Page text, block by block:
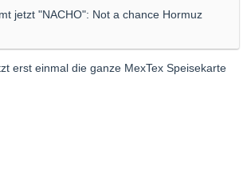
jetzt "NACHO": Not a chance Hormuz
erst einmal die ganze MexTex Speisekarte